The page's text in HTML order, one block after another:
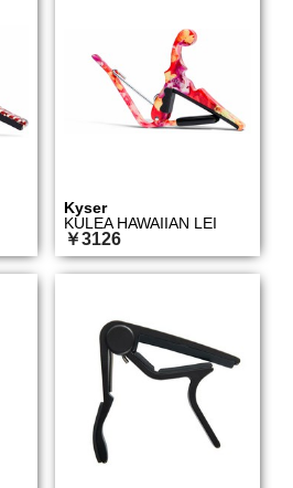
Kyser
KULEA HAWAIIAN LEI
￥3126